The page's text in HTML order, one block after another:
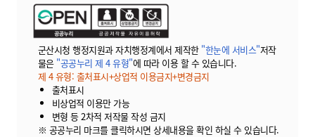
군산시청 행정지원과 자치행정계에서 제작한 "한눈에 서비스"저작
물은 "공공누리 제 4 유형"에 따라 이용 할 수 있습니다.
제 4 유형: 출처표시+상업적 이용금지+변경금지
출처표시
비상업적 이용만 가능
변형 등 2차적 저작물 작성 금지
※ 공공누리 마크를 클릭하시면 상세내용을 확인 하실 수 있습니다.